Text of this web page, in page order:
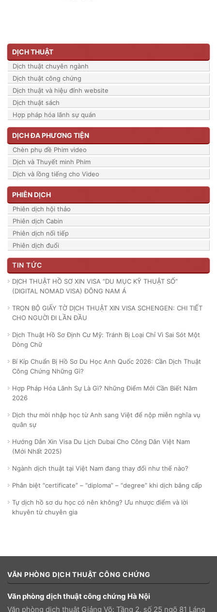
DỊCH THUẬT
Dịch thuật chuyên ngành
Dịch thuật công chứng
Dịch thuật và hiệu đính website
Dịch thuật sách
Hợp pháp hóa lãnh sự quán
DỊCH ĐA PHƯƠNG TIỆN
Chèn phụ đề Phim video
Dịch và Thuyết minh Phim
Dịch và lồng tiếng cho Video
PHIÊN DỊCH
Phiên dịch hội thảo
Phiên dịch Cabin
Phiên dịch nối tiếp
Phiên dịch đuổi
TIN TỨC
DỊCH THUẬT HỒ SƠ XIN VISA “DU MỤC KỸ THUẬT SỐ”
(DIGITAL NOMAD VISA) ĐÔNG NAM Á
TRỌN BỘ GIẤY TỜ DỊCH THUẬT XIN VISA SCHENGEN: CHI TIẾT
CHO NGUỜI ĐI LẦN ĐẦU
Dịch Thuật Hồ Sơ Định Cư Mỹ: Tránh Bị Loại Chỉ Vì Sai Sót Một
Dòng Chữ
Bí Kíp Chuẩn Bị Hồ Sơ Du Học Anh Quốc 2026: Cần Dịch Thuật
Công Chứng Những Gì?
Hợp Pháp Hóa Lãnh Sự Là Gì? Những Điểm Mới Cần Biết Năm
2026
Dịch thư mời nhập học từ Anh sang Việt để nộp miễn nghĩa vụ
quân sự
Hướng Dẫn Xin Visa Du Lịch Dubai Cho Công Dân Việt Nam
(Mới Nhất 2025)
Ngành dịch thuật tại Việt Nam đang thay đổi như thế nào?
Phân biệt “certificate” – “diploma” – “degree” khi dịch bằng cấp
Tự dịch hồ sơ du học có nên không? Ưu nhược điểm và lời
khuyên từ chuyên gia
VĂN PHÒNG DỊCH THUẬT CÔNG CHỨNG
Văn phòng dịch thuật công chứng Hà Nội
Văn phòng dịch thuật Giảng Võ: Tầng 2, số 25 ngõ 81 Láng